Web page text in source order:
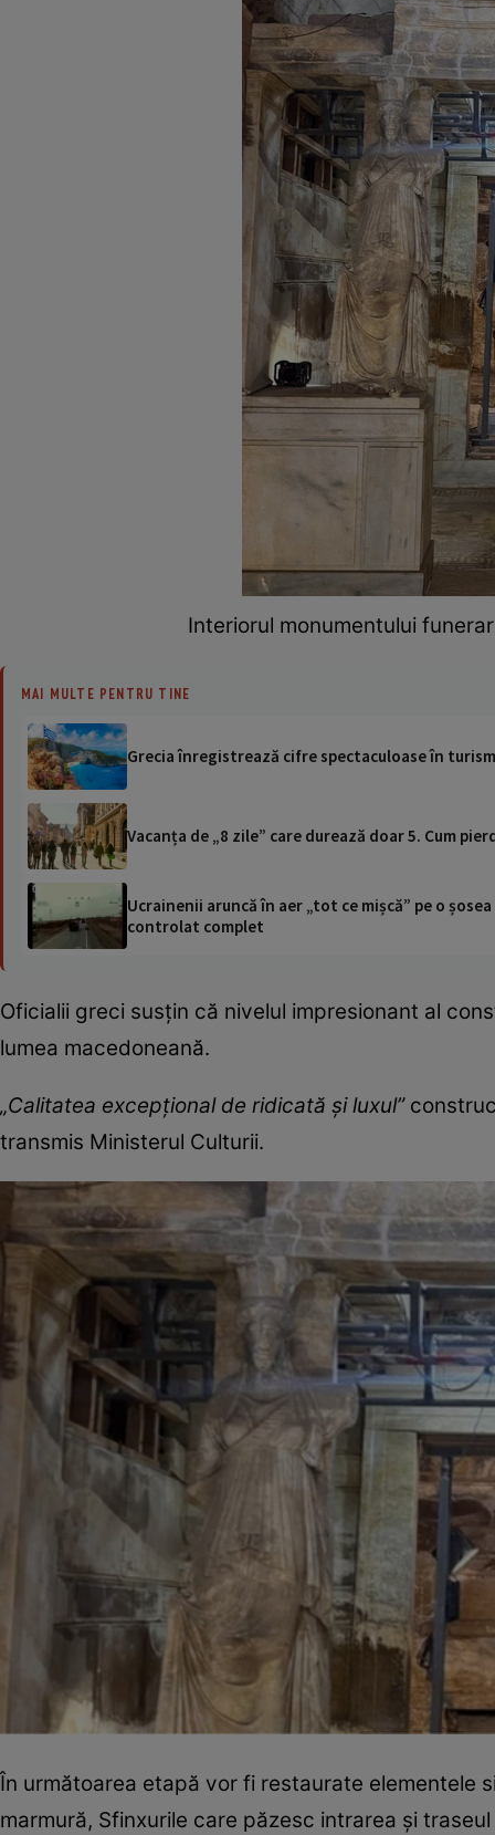
Interiorul monumentului
MAI MULTE PENTRU TINE
Grecia înregistrează cifre spectaculoase în
Vacanța de „8 zile” care durează doar 5. Cum
Ucrainenii aruncă în aer „tot ce mișcă” pe o
controlat complet
Oficialii greci susțin că nivelul impresionant al
lumea macedoneană.
„Calitatea excepțional de ridicată și luxul”
transmis Ministerul Culturii.
În următoarea etapă vor fi restaurate elementele
marmură, Sfinxurile care păzesc intrarea și